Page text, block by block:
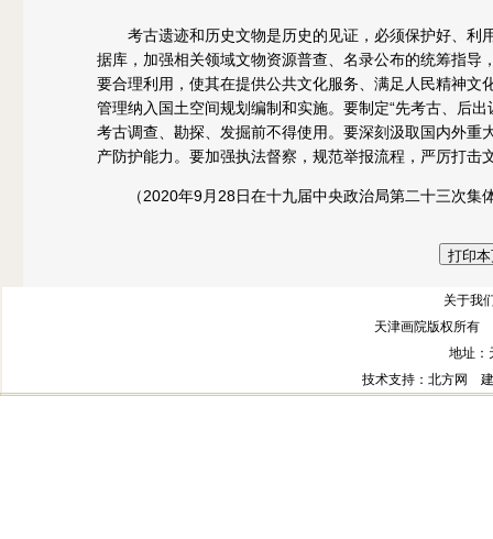
考古遗迹和历史文物是历史的见证，必须保护好、利
据库，加强相关领域文物资源普查、名录公布的统筹指
要合理利用，使其在提供公共文化服务、满足人民精神
管理纳入国土空间规划编制和实施。要制定“先考古、后
考古调查、勘探、发掘前不得使用。要深刻汲取国内外
产防护能力。要加强执法督察，规范举报流程，严厉打击
（2020年9月28日在十九届中央政治局第二十三次集
关于
天津画院版权所有
地址：
技术支持 ：北方网 建